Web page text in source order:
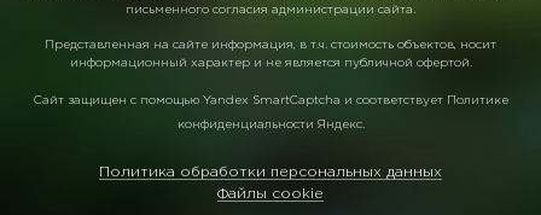
письменного согласия администрации сайта.
Представленная на сайте информация, в т.ч. стоимость объектов, носит
информационный характер и не является публичной офертой.
Сайт защищен с помощью Yandex SmartCaptcha и соответствует Политике
конфиденциальности Яндекс.
Политика обработки персональных данных
Файлы cookie